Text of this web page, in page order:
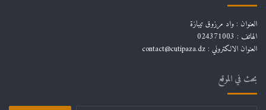
العنوان : واد مرزوق تيبازة
الهاتف : 024371003
العنوان الالكتروني : contact@cutipaza.dz
بحث في الموقع